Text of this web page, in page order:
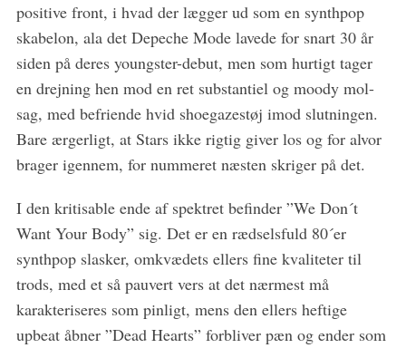
positive front, i hvad der lægger ud som en synthpop
skabelon, ala det Depeche Mode lavede for snart 30 år
siden på deres youngster-debut, men som hurtigt tager
en drejning hen mod en ret substantiel og moody mol-
sag, med befriende hvid shoegazestøj imod slutningen.
Bare ærgerligt, at Stars ikke rigtig giver los og for alvor
brager igennem, for nummeret næsten skriger på det.
I den kritisable ende af spektret befinder ”We Don´t
Want Your Body” sig. Det er en rædselsfuld 80´er
synthpop slasker, omkvædets ellers fine kvaliteter til
trods, med et så pauvert vers at det nærmest må
karakteriseres som pinligt, mens den ellers heftige
upbeat åbner ”Dead Hearts” forbliver pæn og ender som